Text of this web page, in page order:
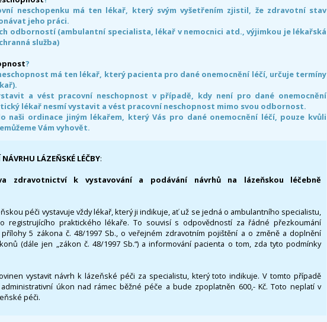
neschopenku má ten lékař, který svým vyšetřením zjistil, že zdravotní stav
jeho práci.
odborností (ambulantní specialista, lékař v nemocnici atd., výjimkou je lékařská
služba)
?
má ten lékař, který pacienta pro dané onemocnění léčí, určuje termíny
a vést pracovní neschopnost v případě, kdy není pro dané onemocnění
lékař nesmí vystavit a vést pracovní neschopnost mimo svou odbornost.
naši ordinace jiným lékařem, který Vás pro dané onemocnění léčí, pouze kvůli
Vám vyhovět.
LÁZEŇSKÉ LÉČBY:
zdravotnictví k vystavování a podávání návrhů na lázeňskou léčebně
péči vystavuje vždy lékař, který ji indikuje, ať už se jedná o ambulantního specialistu,
registrujícího praktického lékaře. To souvisí s odpovědností za řádné přezkoumání
5 zákona č. 48/1997 Sb., o veřejném zdravotním pojištění a o změně a doplnění
(dále jen „zákon č. 48/1997 Sb.“) a informování pacienta o tom, zda tyto podmínky
vystavit návrh k lázeňské péči za specialistu, který toto indikuje. V tomto případě
úkon nad rámec běžné péče a bude zpoplatněn 600,- Kč. Toto neplatí v
péči.